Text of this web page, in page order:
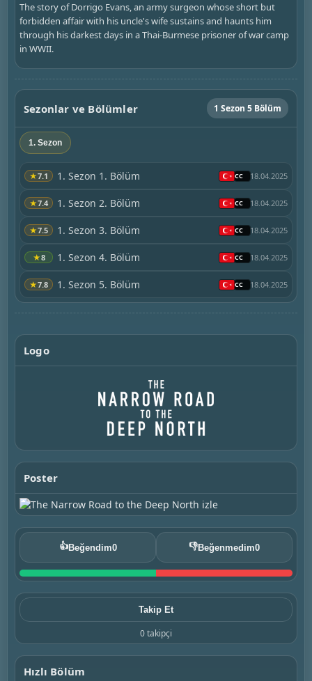
The story of Dorrigo Evans, an army surgeon whose short but
forbidden affair with his uncle's wife sustains and haunts him
through his darkest days in a Thai-Burmese prisoner of war camp
in WWII.
Sezonlar ve Bölümler 1 Sezon 5 Bölüm
1. Sezon
★7.1 1. Sezon 1. Bölüm 18.04.2025
★7.4 1. Sezon 2. Bölüm 18.04.2025
★7.5 1. Sezon 3. Bölüm 18.04.2025
★8 1. Sezon 4. Bölüm 18.04.2025
★7.8 1. Sezon 5. Bölüm 18.04.2025
Logo
Poster
👍Beğendim0 👎Beğenmedim0
Takip Et
0 takipçi
Hızlı Bölüm